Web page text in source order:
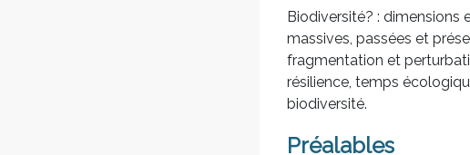
Biodiversité? : dimensions
massives, passées et
fragmentation et
résilience, temps
biodiversité.
Préalables